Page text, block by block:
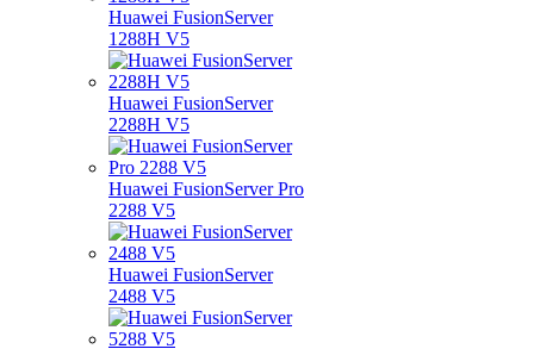
Huawei FusionServer
1288H V5
Huawei FusionServer
2288H V5
Huawei FusionServer Pro
2288 V5
Huawei FusionServer
2488 V5